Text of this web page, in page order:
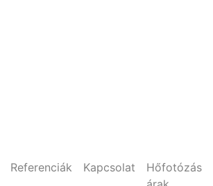
Referenciák Kapcsolat
Hőfotózás